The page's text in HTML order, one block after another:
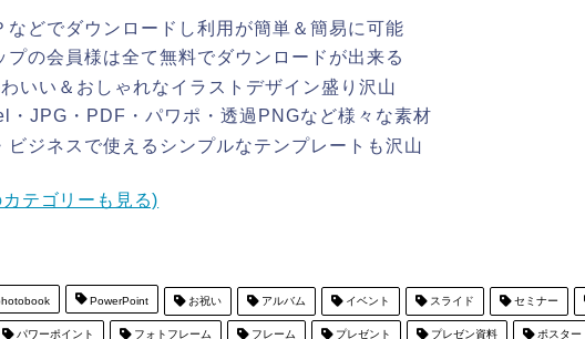
などでダウンロードし利用が簡単＆簡易に可能
プの会員様は全て無料でダウンロードが出来る
いい＆おしゃれなイラストデザイン盛り沢山
・JPG・PDF・パワポ・透過PNGなど様々な素材
ビジネスで使えるシンプルなテンプレートも沢山
テゴリーも見る)
PowerPoint お祝い アルバム イベント スライド セミナー
パワーポイント フォトフレーム フレーム プレゼント プレゼン資料 ポスター